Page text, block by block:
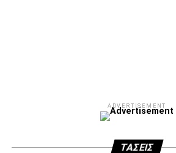
ADVERTISEMENT
ΤΆΣΕΙΣ